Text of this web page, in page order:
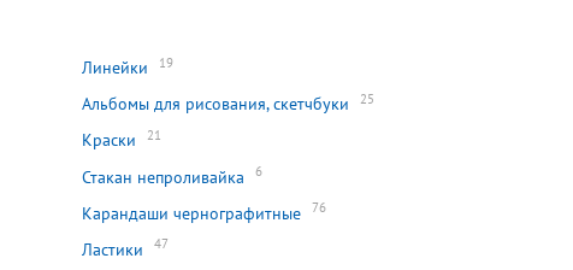
Линейки 19
Альбомы для рисования, скетчбуки 25
Краски 21
Стакан непроливайка 6
Карандаши чернографитные 76
Ластики 47